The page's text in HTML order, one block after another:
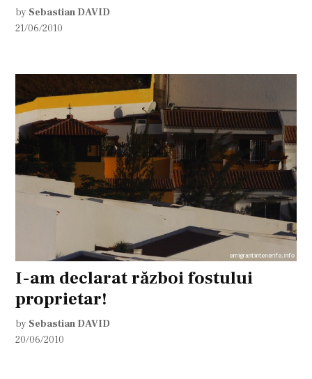
by Sebastian DAVID
21/06/2010
I-am declarat război fostului
proprietar!
by Sebastian DAVID
20/06/2010